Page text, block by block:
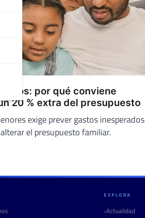
niños: por qué conviene
20 % extra del presupuesto
exige prever gastos inesperados
el presupuesto familiar.
EXPLORA
Actualidad